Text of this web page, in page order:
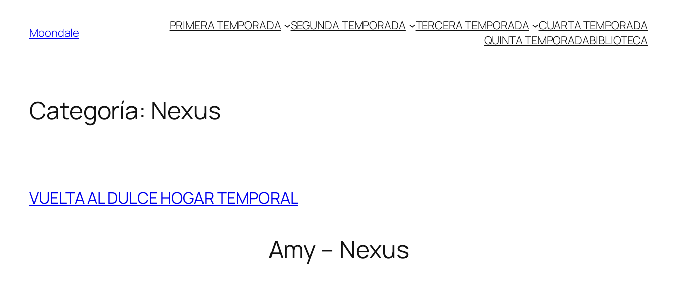
contenido
Moondale PRIMERA TEMPORADA SEGUNDA TEMPORADA TERCERA TEMPORADA
CUARTA TEMPORADA
QUINTA TEMPORADABIBLIOTECA
Categoría: Nexus
VUELTA AL DULCE HOGAR TEMPORAL
Amy – Nexus